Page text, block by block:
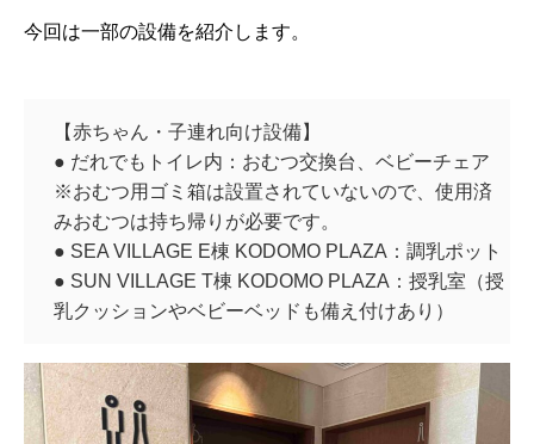
今回は一部の設備を紹介します。
【赤ちゃん・子連れ向け設備】
● だれでもトイレ内：おむつ交換台、ベビーチェア
※おむつ用ゴミ箱は設置されていないので、使用済
みおむつは持ち帰りが必要です。
● SEA VILLAGE E棟 KODOMO PLAZA：調乳ポット
● SUN VILLAGE T棟 KODOMO PLAZA：授乳室（授
乳クッションやベビーベッドも備え付けあり）